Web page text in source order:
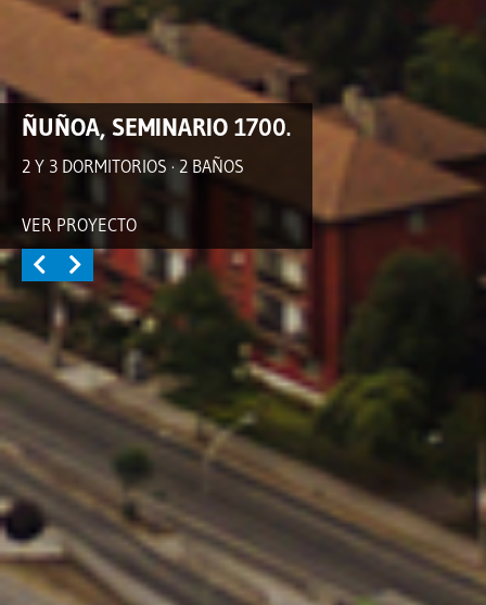
ÑUÑOA, SEMINARIO 1700.
2 Y 3 DORMITORIOS · 2 BAÑOS
VER PROYECTO